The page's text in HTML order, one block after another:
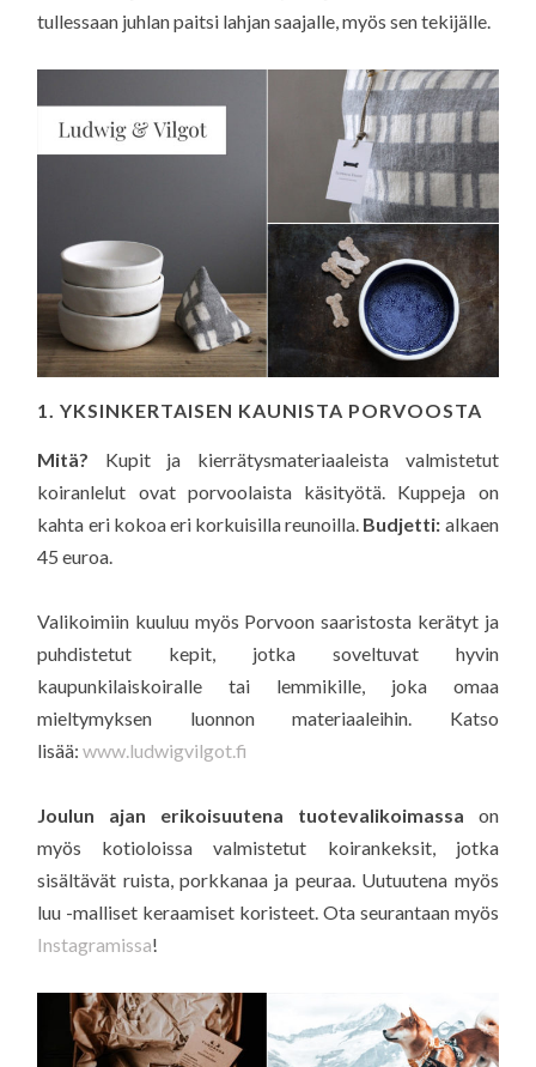
tullessaan juhlan paitsi lahjan saajalle, myös sen tekijälle.
1. YKSINKERTAISEN KAUNISTA PORVOOSTA
Mitä? Kupit ja kierrätysmateriaaleista valmistetut
koiranlelut ovat porvoolaista käsityötä. Kuppeja on
kahta eri kokoa eri korkuisilla reunoilla. Budjetti: alkaen
45 euroa.
Valikoimiin kuuluu myös Porvoon saaristosta kerätyt ja
puhdistetut kepit, jotka soveltuvat hyvin
kaupunkilaiskoiralle tai lemmikille, joka omaa
mieltymyksen luonnon materiaaleihin. Katso
lisää:www.ludwigvilgot.fi
Joulun ajan erikoisuutena tuotevalikoimassa on
myös kotioloissa valmistetut koirankeksit, jotka
sisältävät ruista, porkkanaa ja peuraa. Uutuutena myös
luu -malliset keraamiset koristeet. Ota seurantaan myös
Instagramissa!